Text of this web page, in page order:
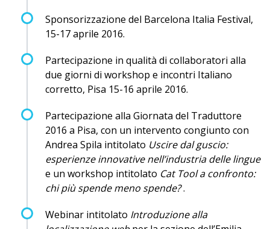
Sponsorizzazione del Barcelona Italia Festival,
15-17 aprile 2016.
Partecipazione in qualità di collaboratori alla
due giorni di workshop e incontri Italiano
corretto, Pisa 15-16 aprile 2016.
Partecipazione alla Giornata del Traduttore
2016 a Pisa, con un intervento congiunto con
Andrea Spila intitolato Uscire dal guscio:
esperienze innovative nell’industria delle lingue
e un workshop intitolato Cat Tool a confronto:
chi più spende meno spende?.
Webinar intitolato Introduzione alla